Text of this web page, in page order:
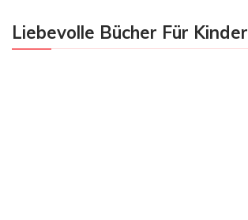
Liebevolle Bücher Für Kinder